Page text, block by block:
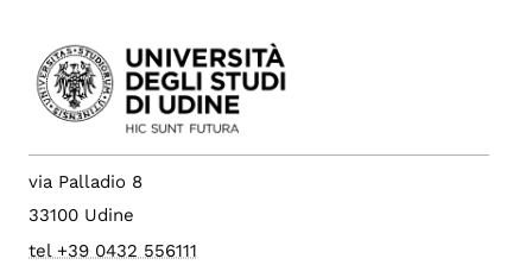
via Palladio 8
33100 Udine
tel +39 0432 556111